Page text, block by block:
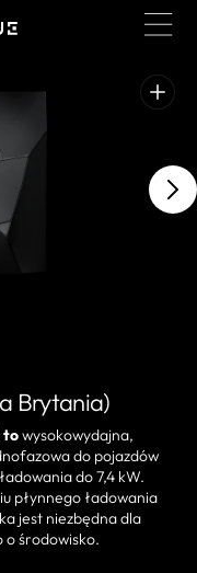
Brytania)
towysokowydajna,
do pojazdów
do 7,4 kW.
płynnego ładowania
jest niezbędna dla
o środowisko.